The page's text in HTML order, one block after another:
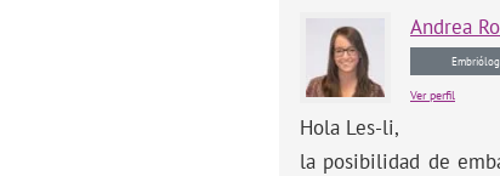
Andrea
Ver perfil
Hola Les-li,
la posibilidad de